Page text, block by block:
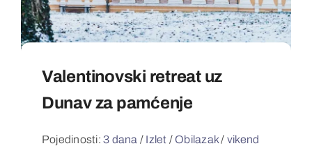
Valentinovski retreat uz
Dunav za pamćenje
Pojedinosti:3 dana / Izlet / Obilazak/ vikend